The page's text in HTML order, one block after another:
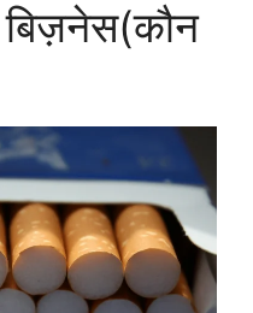
बिज़नेस(कौन